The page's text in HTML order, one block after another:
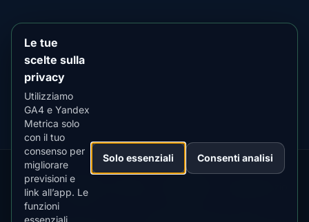
App Store
Our
Apps:
Snow
Forecast
Le tue
scelte sulla
privacy
Utilizziamo
GA4 e Yandex
Metrica solo
con il tuo
consenso per
migliorare
previsioni e
link all’app. Le
funzioni
essenziali
Solo essenziali Consenti analisi